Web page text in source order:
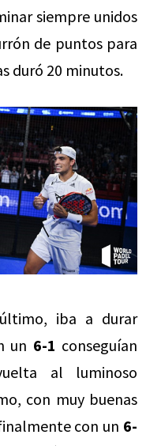
siempre unidos
de puntos para
duró 20 minutos.
iba a durar
un 6-1 conseguían
al luminoso
con muy buenas
con un 6-